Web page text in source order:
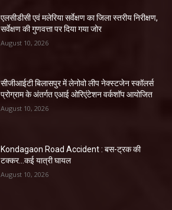
एलसीडीसी एवं मलेरिया सर्वेक्षण का जिला स्तरीय निरीक्षण,
सर्वेक्षण की गुणवत्ता पर दिया गया जोर
August 10, 2026
सीजीआईटी बिलासपुर में लेनोवो लीप नेक्स्टजेन स्कॉलर्स
प्रोग्राम के अंतर्गत एआई ओरिएंटेशन वर्कशॉप आयोजित
August 10, 2026
Kondagaon Road Accident : बस-ट्रक की
टक्कर…कई यात्री घायल
August 10, 2026